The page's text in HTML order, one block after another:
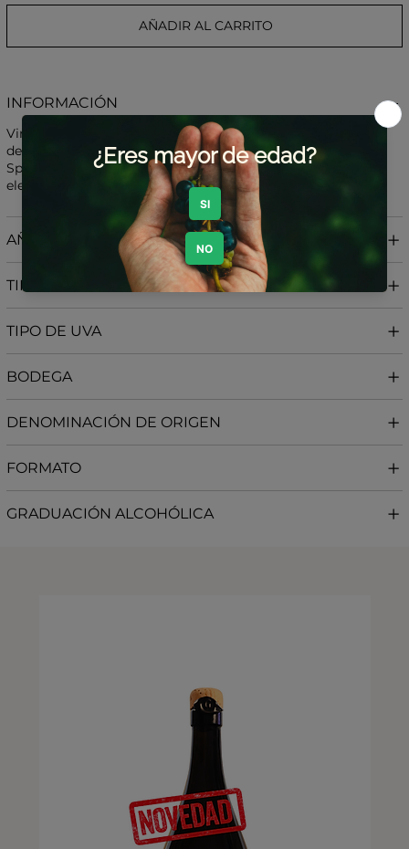
AÑADIR AL CARRITO
INFORMACIÓN
Vino tinto Reserva elaborado en la región alemana
de Rheinhessen a partir de cepas viejas (Alte Reben) de
Spätburgunder (Pinot Noir), que aportan profundidad,
elegancia y una marcada expresión varietal.
AÑADA
TIPO DE VINO
TIPO DE UVA
BODEGA
DENOMINACIÓN DE ORIGEN
FORMATO
GRADUACIÓN ALCOHÓLICA